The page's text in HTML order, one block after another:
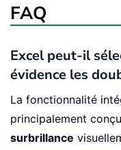
FAQ
Excel peut-il
évidence les
La fonctionnalité
principalement
surbrillance